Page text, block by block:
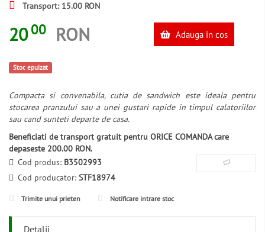
Transport: 15.00 RON
20 00 RON Adauga in cos
Stoc epuizat
Compacta si convenabila, cutia de sandwich este ideala pentru
stocarea pranzului sau a unei gustari rapide in timpul calatoriilor
sau cand sunteti departe de casa.
Beneficiati de transport gratuit pentru ORICE COMANDA care
depaseste 200.00 RON.
Cod produs: B3502993
Cod producator: STF18974
Trimite unui prieten Notificare intrare stoc
Detalii